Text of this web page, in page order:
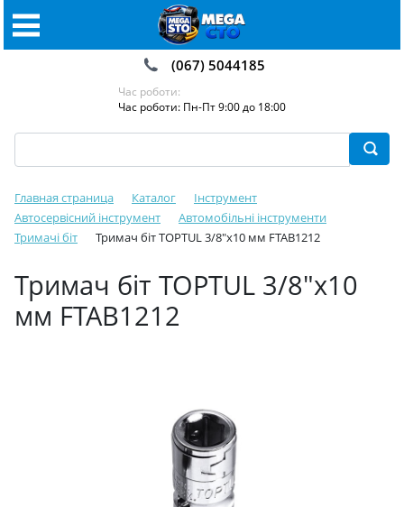
(067) 5044185
Час роботи:
Час роботи: Пн-Пт 9:00 до 18:00
Главная страница Каталог
Інструмент
Автосервісний інструмент
Автомобільні інструменти
Тримачі біт
Тримач біт TOPTUL 3/8"х10 мм FTAB1212
Тримач біт TOPTUL 3/8"х10
мм FTAB1212